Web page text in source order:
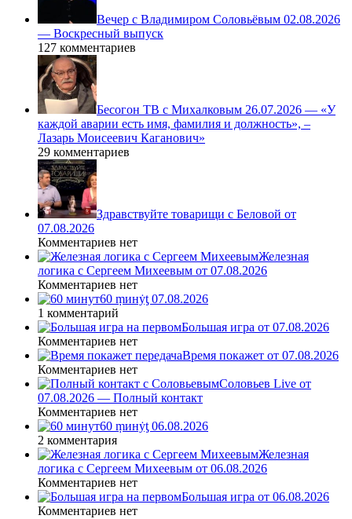
Вечер с Владимиром Соловьёвым 02.08.2026
— Воскресный выпуск
127 комментариев
Бесогон ТВ с Михалковым 26.07.2026 — «У
каждой аварии есть имя, фамилия и должность», –
Лазарь Моисеевич Каганович»
29 комментариев
Здравствуйте товарищи с Беловой от
07.08.2026
Комментариев нет
Железная
логика с Сергеем Михеевым от 07.08.2026
Комментариев нет
60 ṃинẏƫ 07.08.2026
1 комментарий
Большая игра от 07.08.2026
Комментариев нет
Время покажет от 07.08.2026
Комментариев нет
Соловьев Live от
07.08.2026 — Полный контакт
Комментариев нет
60 ṃинẏƫ 06.08.2026
2 комментария
Железная
логика с Сергеем Михеевым от 06.08.2026
Комментариев нет
Большая игра от 06.08.2026
Комментариев нет